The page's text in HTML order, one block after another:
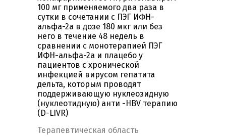
100 мг применяемого два раза в
сутки в сочетании с ПЭГ ИФН-
альфа-2а в дозе 180 мкг или без
него в течение 48 недель в
сравнении с монотерапией ПЭГ
ИФН-альфа-2а и плацебо у
пациентов с хронической
инфекцией вирусом гепатита
дельта, которым проводят
поддерживающую нуклеозидную
(нуклеотидную) анти -НBV терапию
(D-LIVR)
Терапевтическая область